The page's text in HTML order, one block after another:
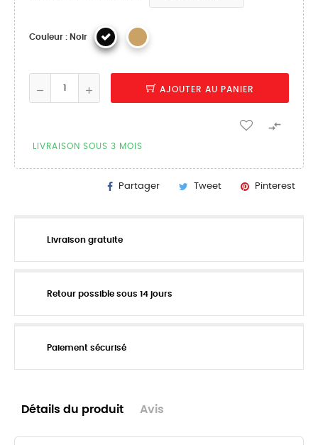
Couleur : Noir
AJOUTER AU PANIER

LIVRAISON SOUS 3 MOIS
Partager Tweet Pinterest
Livraison gratuite
Retour possible sous 14 jours
Paiement sécurisé
Détails du produit Avis